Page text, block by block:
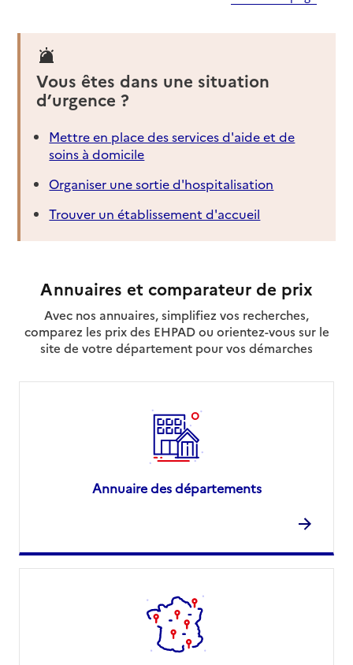
Vous êtes dans une situation
d’urgence ?
Mettre en place des services d'aide et de
soins à domicile
Organiser une sortie d'hospitalisation
Trouver un établissement d'accueil
Annuaires et comparateur de prix
Avec nos annuaires, simplifiez vos recherches,
comparez les prix des EHPAD ou orientez-vous sur le
site de votre département pour vos démarches
Annuaire des départements